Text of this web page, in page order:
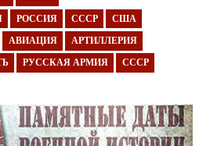
РОССИЯ СССР США
АВИАЦИЯ АРТИЛЛЕРИЯ
РУССКАЯ АРМИЯ СССР